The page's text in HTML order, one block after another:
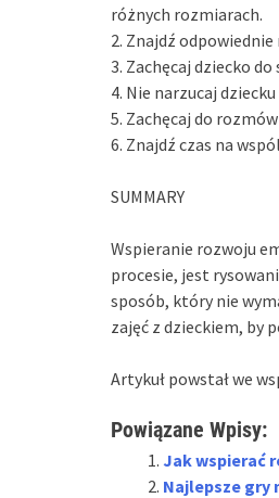
różnych rozmiarach.
2. Znajdź
3. Zachęcaj dziecko
4. Nie narzucaj
5. Zachęcaj do
6. Znajdź czas na
SUMMARY
Wspieranie rozwoju
procesie, jest
sposób, który nie
zajęć z dzieckiem, by
Artykuł powstał we
Powiązane Wpisy:
Jak wspierać
Najlepsze gry